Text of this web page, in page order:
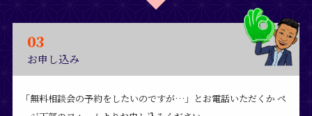
03
お申し込み
「無料相談会の予約をしたいのですが…」とお電話いただくか ペ